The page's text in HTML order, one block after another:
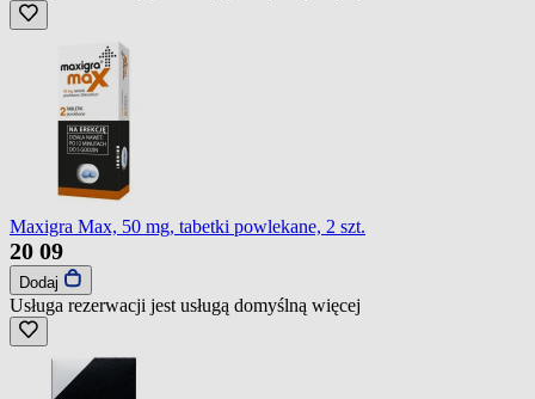
Maxigra Max, 50 mg, tabetki powlekane, 2 szt.
20 09
Dodaj
Usługa rezerwacji jest usługą domyślną więcej